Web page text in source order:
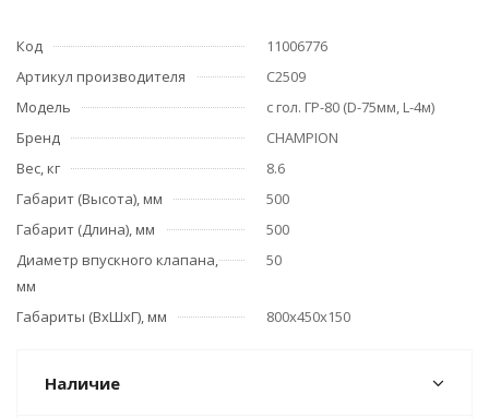
Код
11006776
Артикул производителя
C2509
Модель
с гол. ГР-80 (D-75мм, L-4м)
Бренд
CHAMPION
Вес, кг
8.6
Габарит (Высота), мм
500
Габарит (Длина), мм
500
Диаметр впускного клапана,
мм
50
Габариты (ВхШхГ), мм 800x450x150
Наличие